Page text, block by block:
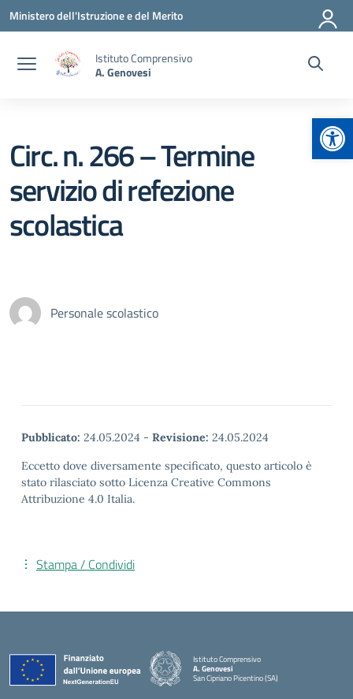
Vai ai contenuti
Vai al menu di navigazione
Vai al footer
Ministero dell'Istruzione e del Merito
Istituto Comprensivo
A. Genovesi
Circ. n. 266 – Termine
servizio di refezione
scolastica
Personale scolastico
Pubblicato: 24.05.2024 - Revisione: 24.05.2024
Eccetto dove diversamente specificato, questo articolo è
stato rilasciato sotto Licenza Creative Commons
Attribuzione 4.0 Italia.
Stampa / Condividi
Istituto Comprensivo
A. Genovesi
San Cipriano Picentino (SA)
— Visita la pagina iniziale della scuola